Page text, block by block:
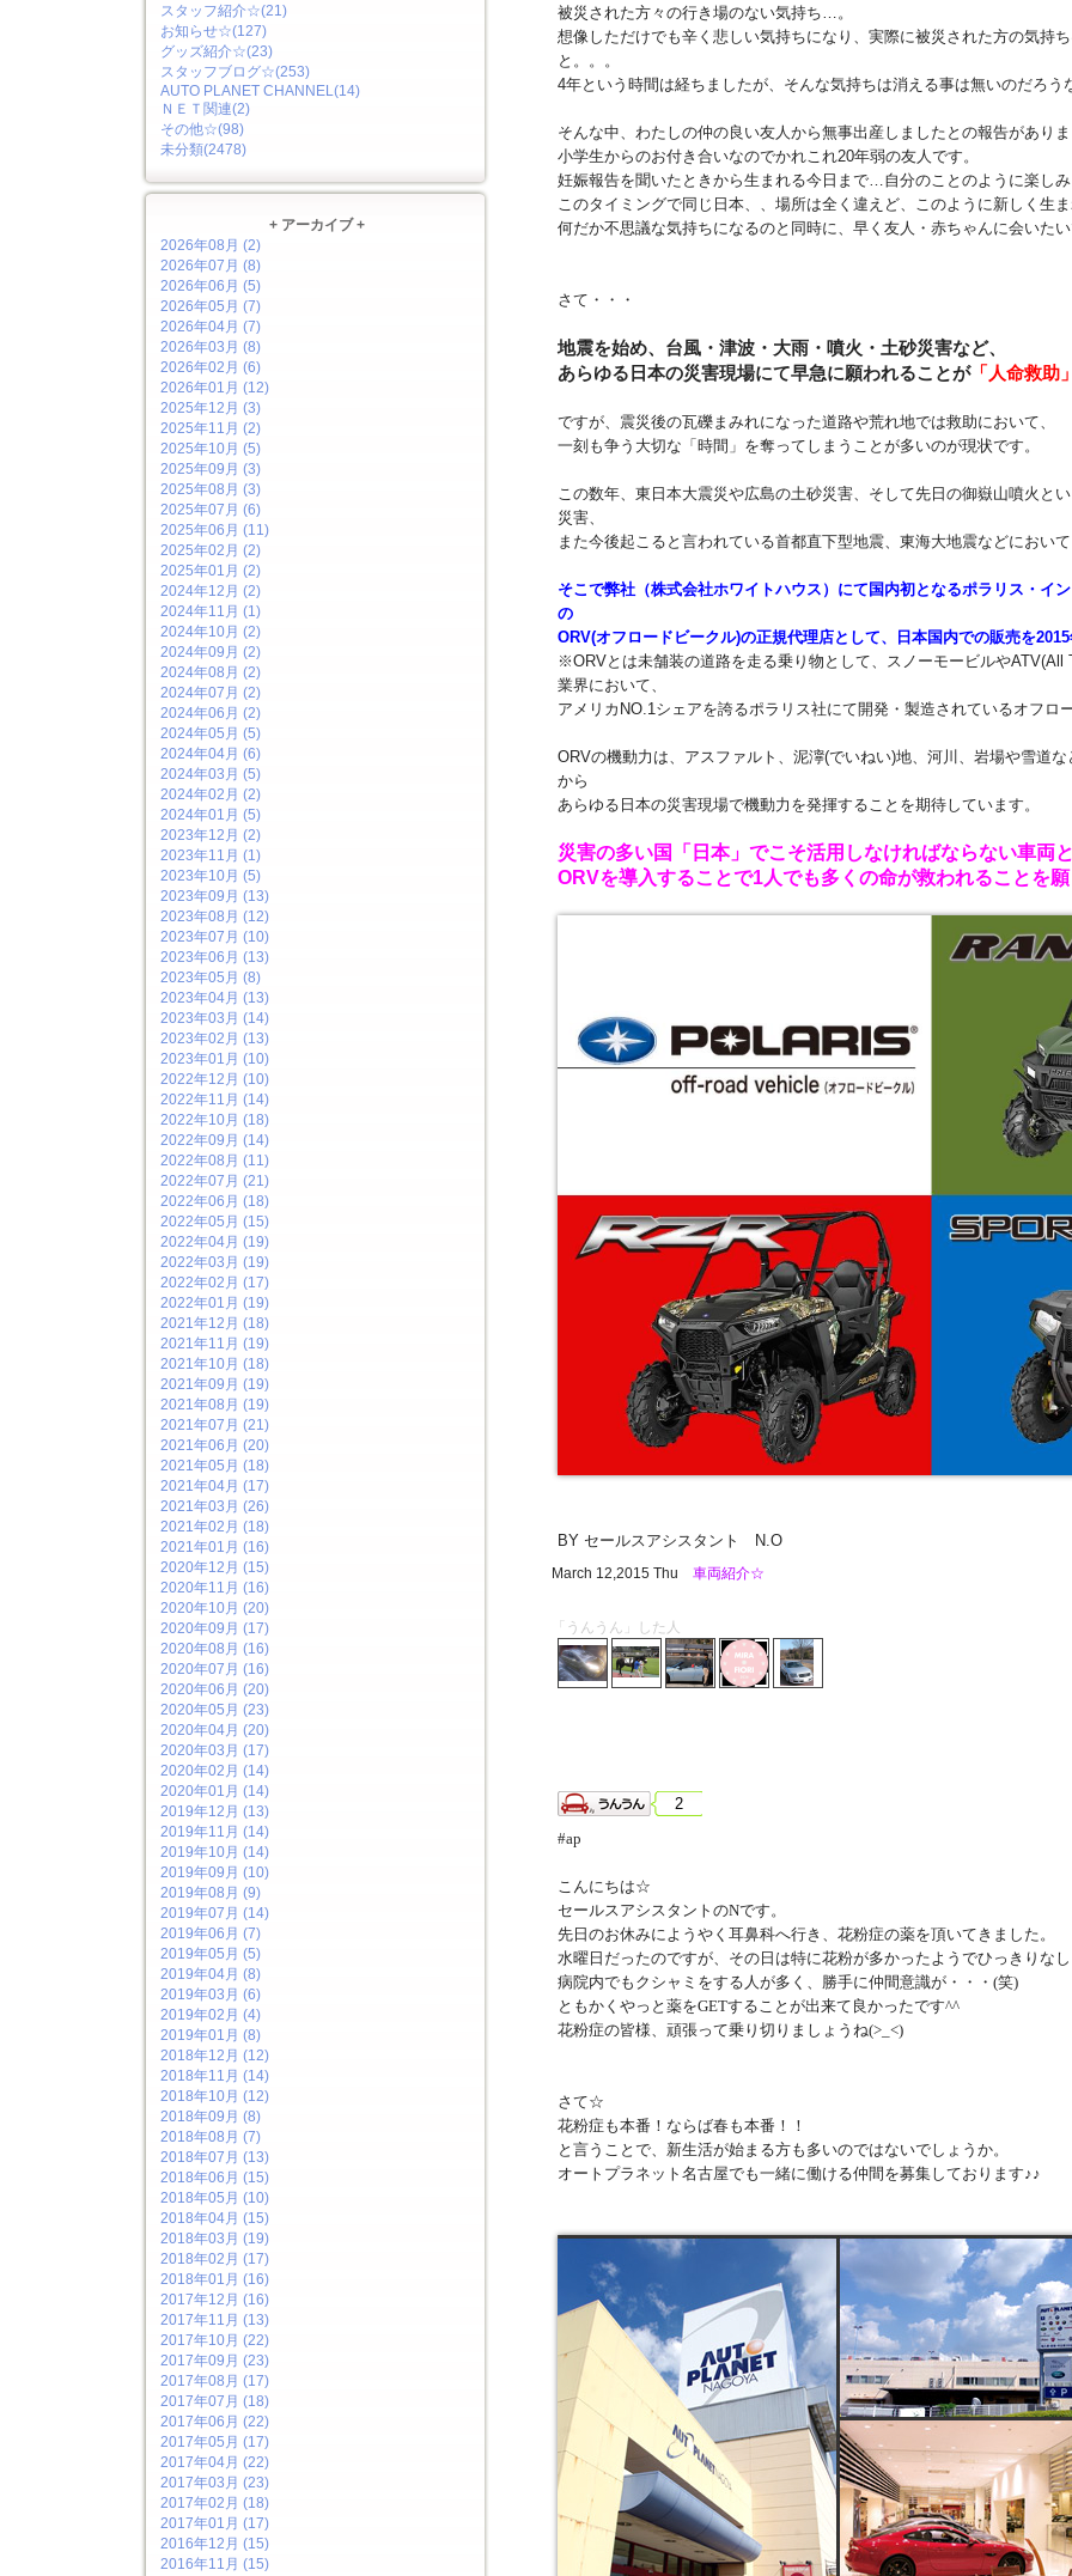
スタッフ紹介☆(21)
お知らせ☆(127)
グッズ紹介☆(23)
スタッフブログ☆(253)
AUTO PLANET CHANNEL(14)
ＮＥＴ関連(2)
その他☆(98)
未分類(2478)
+ アーカイブ +
2026年08月 (2)
2026年07月 (8)
2026年06月 (5)
2026年05月 (7)
2026年04月 (7)
2026年03月 (8)
2026年02月 (6)
2026年01月 (12)
2025年12月 (3)
2025年11月 (2)
2025年10月 (5)
2025年09月 (3)
2025年08月 (3)
2025年07月 (6)
2025年06月 (11)
2025年02月 (2)
2025年01月 (2)
2024年12月 (2)
2024年11月 (1)
2024年10月 (2)
2024年09月 (2)
2024年08月 (2)
2024年07月 (2)
2024年06月 (2)
2024年05月 (5)
2024年04月 (6)
2024年03月 (5)
2024年02月 (2)
2024年01月 (5)
2023年12月 (2)
2023年11月 (1)
2023年10月 (5)
2023年09月 (13)
2023年08月 (12)
2023年07月 (10)
2023年06月 (13)
2023年05月 (8)
2023年04月 (13)
2023年03月 (14)
2023年02月 (13)
2023年01月 (10)
2022年12月 (10)
2022年11月 (14)
2022年10月 (18)
2022年09月 (14)
2022年08月 (11)
2022年07月 (21)
2022年06月 (18)
2022年05月 (15)
2022年04月 (19)
2022年03月 (19)
2022年02月 (17)
2022年01月 (19)
2021年12月 (18)
2021年11月 (19)
2021年10月 (18)
2021年09月 (19)
2021年08月 (19)
2021年07月 (21)
2021年06月 (20)
2021年05月 (18)
2021年04月 (17)
2021年03月 (26)
2021年02月 (18)
2021年01月 (16)
2020年12月 (15)
2020年11月 (16)
2020年10月 (20)
2020年09月 (17)
2020年08月 (16)
2020年07月 (16)
2020年06月 (20)
2020年05月 (23)
2020年04月 (20)
2020年03月 (17)
2020年02月 (14)
2020年01月 (14)
2019年12月 (13)
2019年11月 (14)
2019年10月 (14)
2019年09月 (10)
2019年08月 (9)
2019年07月 (14)
2019年06月 (7)
2019年05月 (5)
2019年04月 (8)
2019年03月 (6)
2019年02月 (4)
2019年01月 (8)
2018年12月 (12)
2018年11月 (14)
2018年10月 (12)
2018年09月 (8)
2018年08月 (7)
2018年07月 (13)
2018年06月 (15)
2018年05月 (10)
2018年04月 (15)
2018年03月 (19)
2018年02月 (17)
2018年01月 (16)
2017年12月 (16)
2017年11月 (13)
2017年10月 (22)
2017年09月 (23)
2017年08月 (17)
2017年07月 (18)
2017年06月 (22)
2017年05月 (17)
2017年04月 (22)
2017年03月 (23)
2017年02月 (18)
2017年01月 (17)
2016年12月 (15)
2016年11月 (15)
被災された方々の行き場のない気持ち…。
想像しただけでも辛く悲しい気持ちになり、実際に被災された方の気持
と。。。
4年という時間は経ちましたが、そんな気持ちは消える事は無いのだろう
そんな中、わたしの仲の良い友人から無事出産しましたとの報告があり
小学生からのお付き合いなのでかれこれ20年弱の友人です。
妊娠報告を聞いたときから生まれる今日まで…自分のことのように楽し
このタイミングで同じ日本、、場所は全く違えど、このように新しく生
何だか不思議な気持ちになるのと同時に、早く友人・赤ちゃんに会いた
さて・・・
地震を始め、台風・津波・大雨・噴火・土砂災害など、
あらゆる日本の災害現場にて早急に願われることが「人命救助
ですが、震災後の瓦礫まみれになった道路や荒れ地では救助において、
一刻も争う大切な「時間」を奪ってしまうことが多いのが現状です。
この数年、東日本大震災や広島の土砂災害、そして先日の御嶽山噴火と
災害、
また今後起こると言われている首都直下型地震、東海大地震などにおい
そこで弊社（株式会社ホワイトハウス）にて国内初となるポラリス・イ
の
ORV(オフロードビークル)の正規代理店として、日本国内での販売を
※ORVとは未舗装の道路を走る乗り物として、スノーモービルやATV(All
業界において、
アメリカNO.1シェアを誇るポラリス社にて開発・製造されているオフロ
ORVの機動力は、アスファルト、泥濘(でいねい)地、河川、岩場や雪道
から
あらゆる日本の災害現場で機動力を発揮することを期待しています。
災害の多い国「日本」でこそ活用しなければならない車両
ORVを導入することで1人でも多くの命が救われることを
BY セールスアシスタント N.O
March 12,2015 Thu 車両紹介☆
「うんうん」した人
2
#ap
こんにちは☆
セールスアシスタントのNです。
先日のお休みにようやく耳鼻科へ行き、花粉症の薬を頂いてきました。
水曜日だったのですが、その日は特に花粉が多かったようでひっきりな
病院内でもクシャミをする人が多く、勝手に仲間意識が・・・(笑)
ともかくやっと薬をGETすることが出来て良かったです^^
花粉症の皆様、頑張って乗り切りましょうね(>_<)
さて☆
花粉症も本番！ならば春も本番！！
と言うことで、新生活が始まる方も多いのではないでしょうか。
オートプラネット名古屋でも一緒に働ける仲間を募集しております♪♪